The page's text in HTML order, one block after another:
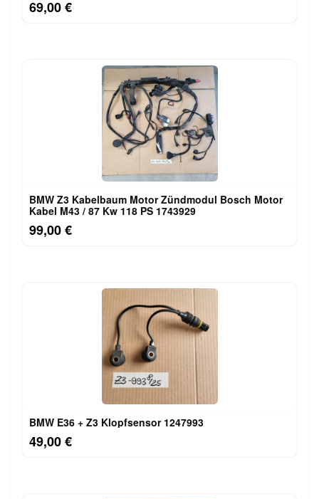
69,00 €
BMW Z3 Kabelbaum Motor Zündmodul Bosch Motor
Kabel M43 / 87 Kw 118 PS 1743929
99,00 €
BMW E36 + Z3 Klopfsensor 1247993
49,00 €